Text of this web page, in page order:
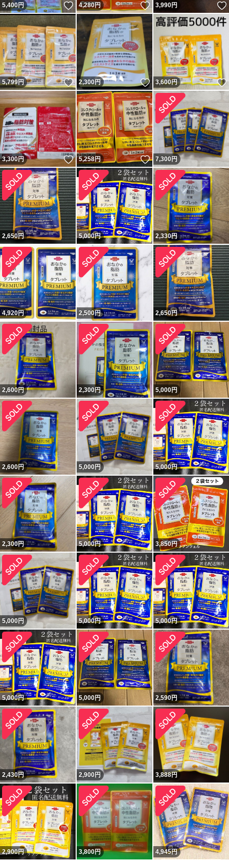
5,400円 いいね！
4,280円 いいね！
3,990円
5,799円 いいね！
2,300円 いいね！
3,600円
3,300円 いいね！
5,258円 いいね！
7,300円
2,650円 5,000円 2,330円
4,920円 2,500円 2,650円
2,600円 2,300円 5,000円
2,600円 5,000円 5,000円
2,300円 5,000円 3,850円
5,000円 5,000円 5,000円
5,000円 5,000円 2,590円
2,430円 2,900円 3,888円
2,900円 3,800円 4,945円